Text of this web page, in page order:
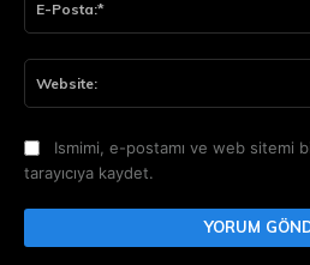
Ismimi, e-postamı ve web sitemi
tarayıcıya kaydet.